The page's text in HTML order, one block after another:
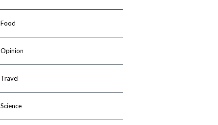
Food
Opinion
Travel
Science